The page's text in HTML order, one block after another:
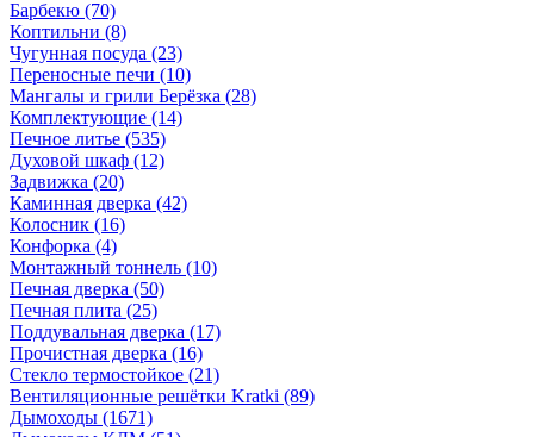
Барбекю (70)
Коптильни (8)
Чугунная посуда (23)
Переносные печи (10)
Мангалы и грили Берёзка (28)
Комплектующие (14)
Печное литье (535)
Духовой шкаф (12)
Задвижка (20)
Каминная дверка (42)
Колосник (16)
Конфорка (4)
Монтажный тоннель (10)
Печная дверка (50)
Печная плита (25)
Поддувальная дверка (17)
Прочистная дверка (16)
Стекло термостойкое (21)
Вентиляционные решётки Kratki (89)
Дымоходы (1671)